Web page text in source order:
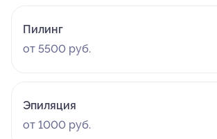
Пилинг
от 5500 руб.
Эпиляция
от 1000 руб.